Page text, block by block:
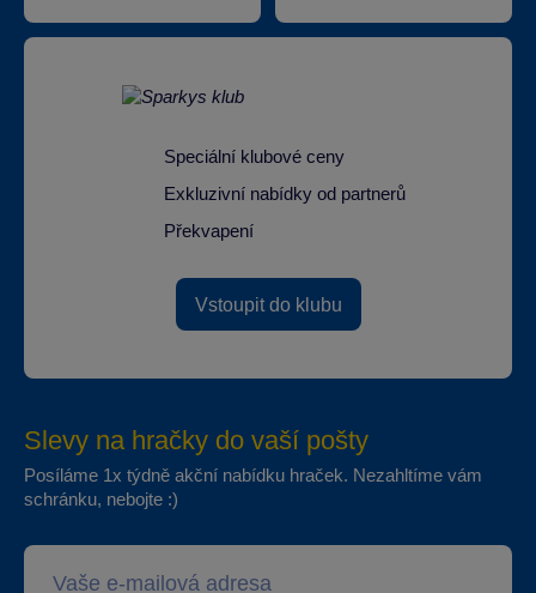
Speciální klubové ceny
Exkluzivní nabídky od partnerů
Překvapení
Vstoupit do klubu
Slevy na hračky do vaší pošty
Posíláme 1x týdně akční nabídku hraček. Nezahltíme vám
schránku, nebojte :)